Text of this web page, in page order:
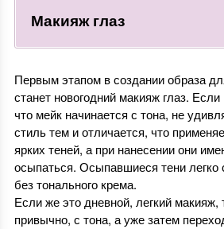
Макияж глаз
Первым этапом в создании образа
станет новогодний макияж глаз.
что мейк начинается с тона, не
стиль тем и отличается, что
ярких теней, а при нанесении они
осыпаться. Осыпавшиеся тени легко
без тонального крема.
Если же это дневной, легкий макияж,
привычно, с тона, а уже затем